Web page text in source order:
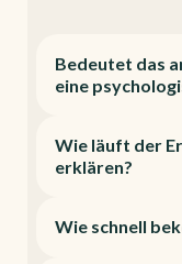
Bedeutet das
eine
Wie läuft der
erklären?
Wie schnell